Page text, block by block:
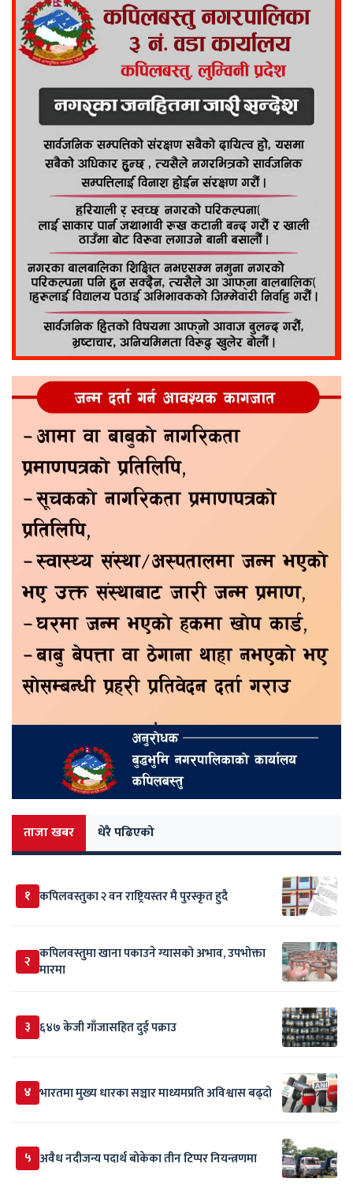
ताजा खबर धेरै पढिएको
१ कपिलवस्तुका २ वन राष्ट्रियस्तर मै पुरस्कृत हुदै
२ कपिलवस्तुमा खाना पकाउने ग्यासको अभाव, उपभोक्ता
मारमा
३ ६४७ केजी गाँजासहित दुई पक्राउ
४ भारतमा मुख्य धारका सञ्चार माध्यमप्रति अविश्वास बढ्दो
५ अवैध नदीजन्य पदार्थ बोकेका तीन टिप्पर नियन्त्रणमा